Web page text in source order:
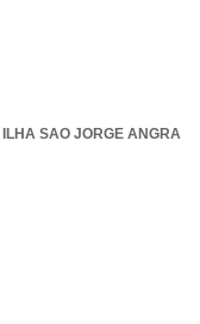
ILHA SAO JORGE ANGRA